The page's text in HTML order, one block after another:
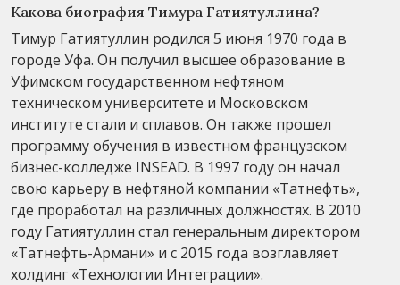
Какова биография Тимура Гатиятуллина?
Тимур Гатиятуллин родился 5 июня 1970 года в
городе Уфа. Он получил высшее образование в
Уфимском государственном нефтяном
техническом университете и Московском
институте стали и сплавов. Он также прошел
программу обучения в известном французском
бизнес-колледже INSEAD. В 1997 году он начал
свою карьеру в нефтяной компании «Татнефть»,
где проработал на различных должностях. В 2010
году Гатиятуллин стал генеральным директором
«Татнефть-Армани» и с 2015 года возглавляет
холдинг «Технологии Интеграции».